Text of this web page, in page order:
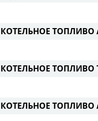
КОТЕЛЬНОЕ ТОПЛИВО
КОТЕЛЬНОЕ ТОПЛИВО
КОТЕЛЬНОЕ ТОПЛИВО